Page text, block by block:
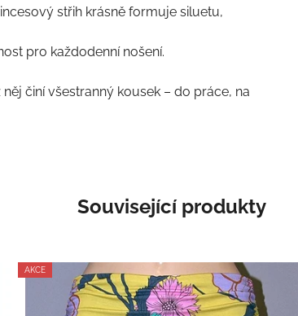
střih krásně formuje siluetu,
pro každodenní nošení.
činí všestranný kousek – do práce, na
Související produkty
AKCE